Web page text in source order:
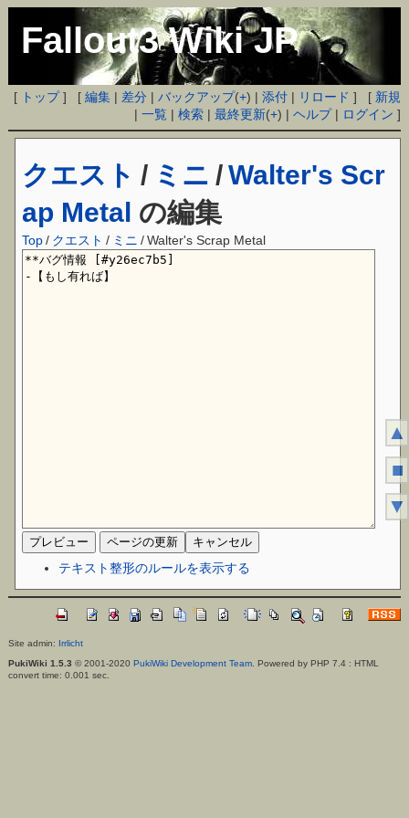
Fallout3 Wiki JP
[ トップ] [編集 | 差分 |バックアップ(+) |添付 | リロード ] [ 新規
|一覧 |検索 |最終更新(+) |ヘルプ| ログイン ]
クエスト / ミニ /Walter's Scr
ap Metal の編集
Top / クエスト / ミニ / Walter's Scrap Metal
テキスト整形のルールを表示する
Site admin: Irrlicht
PukiWiki 1.5.3 © 2001-2020 PukiWiki Development Team. Powered by PHP 7.4 : HTML
convert time: 0.001 sec.
▲
■
▼